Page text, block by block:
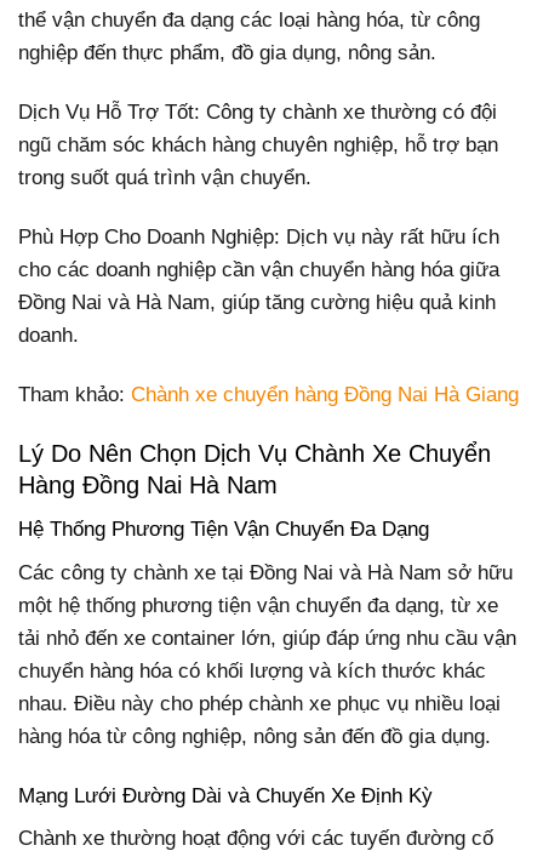
thể vận chuyển đa dạng các loại hàng hóa, từ công
nghiệp đến thực phẩm, đồ gia dụng, nông sản.
Dịch Vụ Hỗ Trợ Tốt: Công ty chành xe thường có đội
ngũ chăm sóc khách hàng chuyên nghiệp, hỗ trợ bạn
trong suốt quá trình vận chuyển.
Phù Hợp Cho Doanh Nghiệp: Dịch vụ này rất hữu ích
cho các doanh nghiệp cần vận chuyển hàng hóa giữa
Đồng Nai và Hà Nam, giúp tăng cường hiệu quả kinh
doanh.
Tham khảo: Chành xe chuyển hàng Đồng Nai Hà Giang
Lý Do Nên Chọn Dịch Vụ Chành Xe Chuyển
Hàng Đồng Nai Hà Nam
Hệ Thống Phương Tiện Vận Chuyển Đa Dạng
Các công ty chành xe tại Đồng Nai và Hà Nam sở hữu
một hệ thống phương tiện vận chuyển đa dạng, từ xe
tải nhỏ đến xe container lớn, giúp đáp ứng nhu cầu vận
chuyển hàng hóa có khối lượng và kích thước khác
nhau. Điều này cho phép chành xe phục vụ nhiều loại
hàng hóa từ công nghiệp, nông sản đến đồ gia dụng.
Mạng Lưới Đường Dài và Chuyến Xe Định Kỳ
Chành xe thường hoạt động với các tuyến đường cố